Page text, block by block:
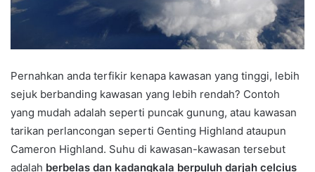
Pernahkan anda terfikir kenapa kawasan yang tinggi, lebih
sejuk berbanding kawasan yang lebih rendah? Contoh
yang mudah adalah seperti puncak gunung, atau kawasan
tarikan perlancongan seperti Genting Highland ataupun
Cameron Highland. Suhu di kawasan-kawasan tersebut
adalah berbelas dan kadangkala berpuluh darjah celcius